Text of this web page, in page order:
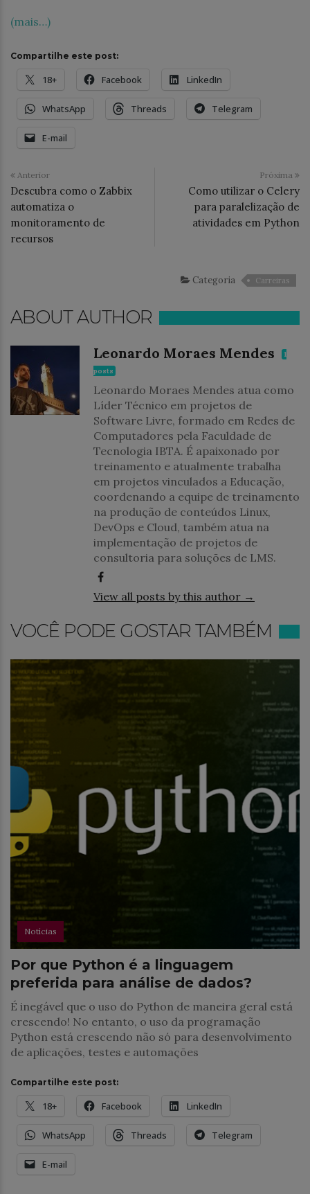
(mais…)
Compartilhe este post:
18+ Facebook LinkedIn
WhatsApp Threads Telegram
E-mail
Anterior
Descubra como o Zabbix
automatiza o
monitoramento de
recursos
Próxima
Como utilizar o Celery
para paralelização de
atividades em Python
Categoria Carreiras
ABOUT AUTHOR
Leonardo Moraes Mendes
1
posts
Leonardo Moraes Mendes atua como
Líder Técnico em projetos de
Software Livre, formado em Redes de
Computadores pela Faculdade de
Tecnologia IBTA. É apaixonado por
treinamento e atualmente trabalha
em projetos vinculados a Educação,
coordenando a equipe de treinamento
na produção de conteúdos Linux,
DevOps e Cloud, também atua na
implementação de projetos de
consultoria para soluções de LMS.
View all posts by this author →
VOCÊ PODE GOSTAR TAMBÉM
Notícias
Por que Python é a linguagem
preferida para análise de dados?
É inegável que o uso do Python de maneira geral está
crescendo! No entanto, o uso da programação
Python está crescendo não só para desenvolvimento
de aplicações, testes e automações
Compartilhe este post:
18+ Facebook LinkedIn
WhatsApp Threads Telegram
E-mail